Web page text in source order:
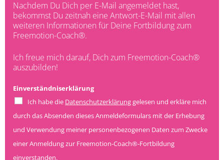
i
o
n
-
o
a
h
®
n
u
m
m
r
i
l
-
A
r
e
s
e
F
o
r
t
i
l
u
n
g
u
m
d
e
F
o
t
b
i
l
u
n
g
Nachdem Du Dich per E-Mail angemeldet hast,
bekommst Du zeitnah eine Antwort-E-Mail mit allen
weiteren Informationen für Deine Fortbildung zum
Freemotion-Coach®.
Ich freue mich darauf, Dich zum Freemotion-Coach®
auszubilden!
Einverständniserklärung
Ich habe die Datenschutzerklärunggelesen und erkläre mich
durch das Absenden dieses Anmeldeformulars mit der Erhebung
und Verwendung meiner personenbezogenen Daten zum Zwecke
einer Anmeldung zur Freemotion-Coach®-Fortbildung
einverstanden.